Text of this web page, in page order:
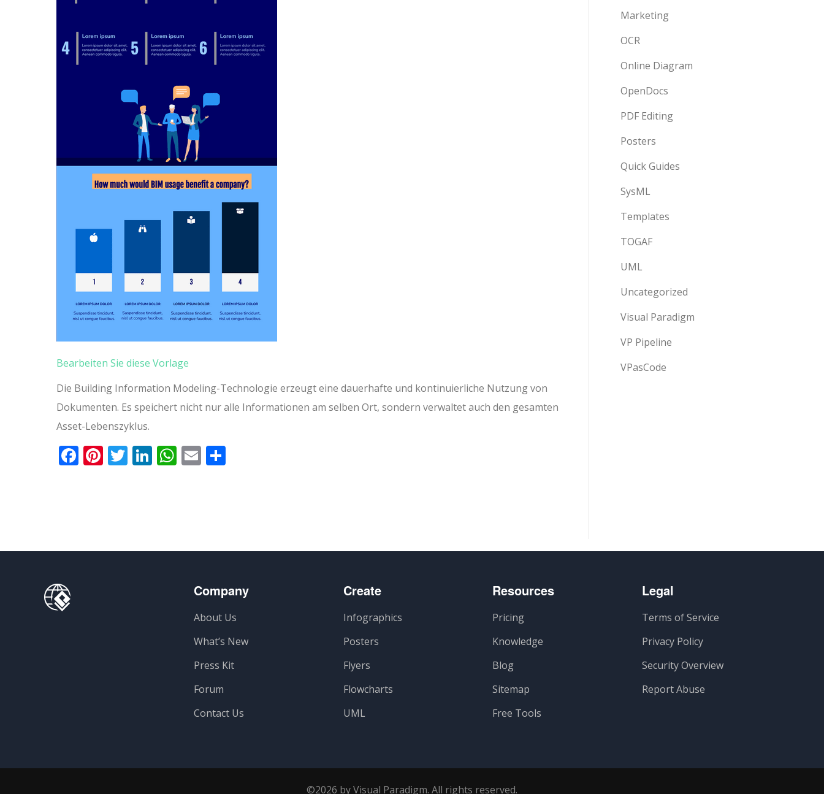
Bearbeiten Sie diese Vorlage
Die Building Information Modeling-Technologie erzeugt eine dauerhafte und kontinuierliche Nutzung von
Dokumenten. Es speichert nicht nur alle Informationen am selben Ort, sondern verwaltet auch den gesamten
Asset-Lebenszyklus.
Facebook
Pinterest
Twitter
LinkedIn
WhatsApp
Email
Marketing
OCR
Online Diagram
OpenDocs
PDF Editing
Posters
Quick Guides
SysML
Templates
TOGAF
UML
Uncategorized
Visual Paradigm
VP Pipeline
VPasCode
Company
About Us
What’s New
Press Kit
Forum
Contact Us
Create
Infographics
Posters
Flyers
Flowcharts
UML
Resources
Pricing
Knowledge
Blog
Sitemap
Free Tools
Legal
Terms of Service
Privacy Policy
Security Overview
Report Abuse
©2026 by Visual Paradigm. All rights reserved.